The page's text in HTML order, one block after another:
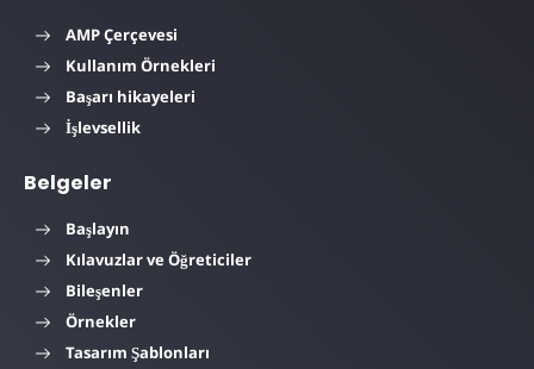
AMP Çerçevesi
Kullanım Örnekleri
Başarı hikayeleri
İşlevsellik
Belgeler
Başlayın
Kılavuzlar ve Öğreticiler
Bileşenler
Örnekler
Tasarım Şablonları